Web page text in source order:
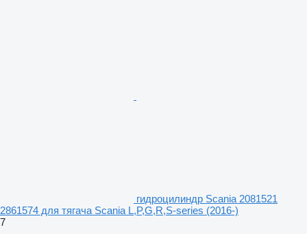
гидроцилиндр Scania 2081521
2861574 для тягача Scania L,P,G,R,S-series (2016-)
7